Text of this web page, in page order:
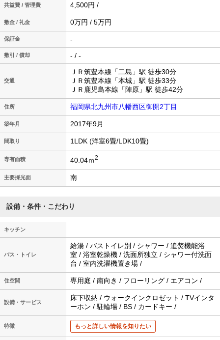
共益費 / 管理費 4,500円 /
敷金 / 礼金 0万円 / 5万円
保証金 -
敷引 / 償却 - / -
交通
ＪＲ筑豊本線「二島」駅 徒歩30分
ＪＲ筑豊本線「本城」駅 徒歩33分
ＪＲ鹿児島本線「陣原」駅 徒歩42分
住所 福岡県北九州市八幡西区御開2丁目
築年月 2017年9月
間取り 1LDK (洋室6畳/LDK10畳)
専有面積 40.04ｍ2
主要採光面 南
設備・条件・こだわり
キッチン
バス・トイレ
給湯 / バストイレ別 / シャワー / 追焚機能浴
室 / 浴室乾燥機 / 洗面所独立 / シャワー付洗面
台 / 室内洗濯機置き場 /
住空間 専用庭 / 南向き / フローリング / エアコン /
設備・サービス
床下収納 / ウォークインクロゼット / TVインタ
ーホン / 駐輪場 / BS / カードキー /
特徴 もっと詳しい情報を知りたい